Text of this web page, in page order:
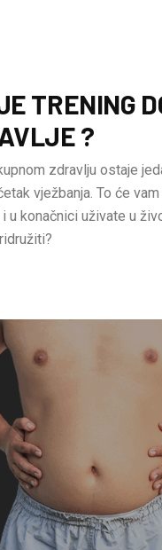
TRENING
?
zdravlju ostaje
vježbanja. To će
u konačnici uživate u